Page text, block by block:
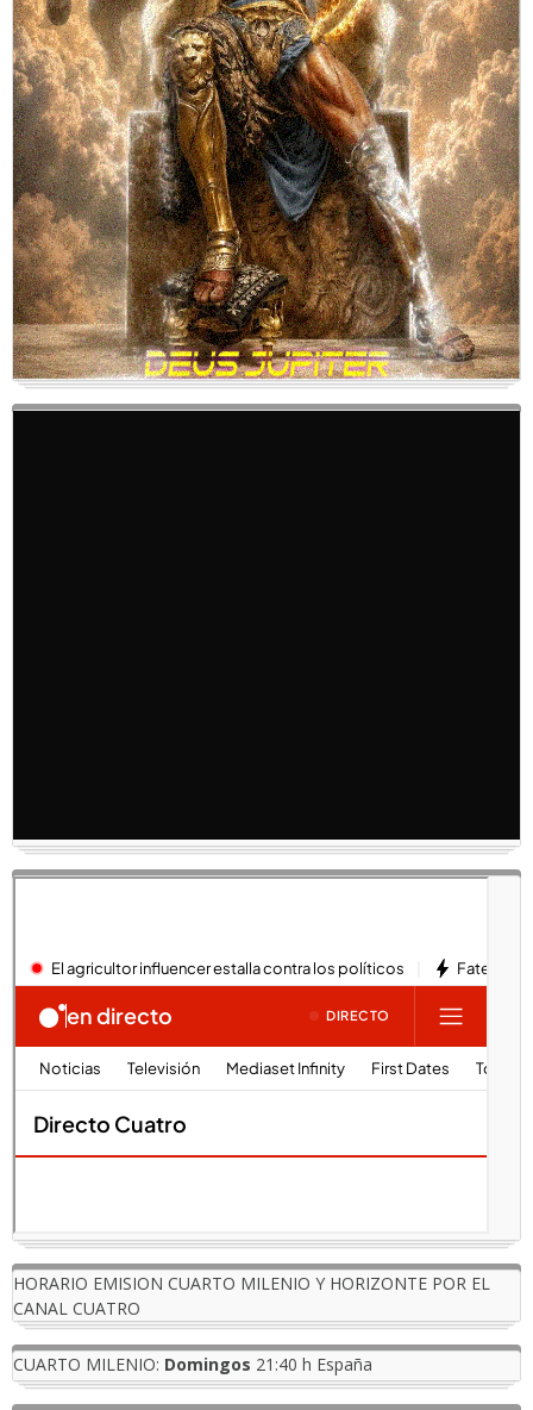
HORARIO EMISION CUARTO MILENIO Y HORIZONTE POR EL
CANAL CUATRO
CUARTO MILENIO: Domingos 21:40 h España